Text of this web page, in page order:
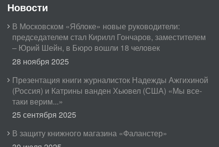
Новости
В Московском «Яблоке» новые руководители:
председателем стал Кирилл Гончаров, заместителем
– Юрий Шейн, в Бюро вошли 18 человек
28 ноября 2025
Презентация книги журналисток Надежды Ажгихиной
(Россия) и Катрины ванден Хьювел (США) «Мы все-
таки верим...»
25 сентября 2025
В защиту книжного магазина «Фаланстер»